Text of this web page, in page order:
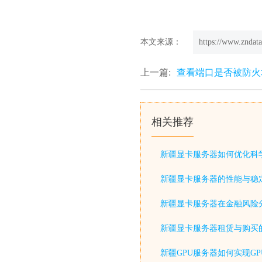
本文来源： https://
上一篇: 查看端口是否被防
相关推荐
新疆显卡服务器如何优化科
新疆显卡服务器的性能与稳
新疆显卡服务器在金融风险
新疆显卡服务器租赁与购买
新疆GPU服务器如何实现